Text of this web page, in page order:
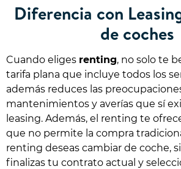
Diferencia con
de coches
Cuando eliges renting, no solo te
tarifa plana que incluye todos los
además reduces las
mantenimientos y averías que sí
leasing. Además, el renting te
que no permite la compra
renting deseas cambiar de coche,
finalizas tu contrato actual y